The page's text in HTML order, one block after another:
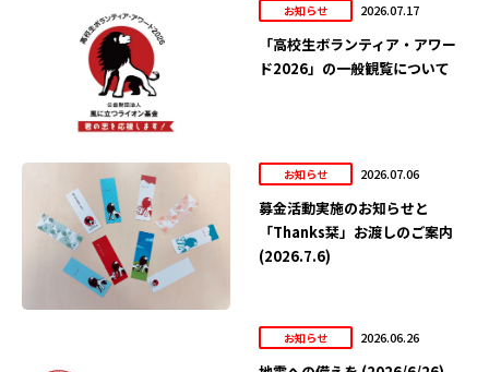
お知らせ 2026.07.17
「高校生ボランティア・アワー
ド2026」の一般観覧について
お知らせ 2026.07.06
募金活動実施のお知らせと
「Thanks栞」お渡しのご案内
(2026.7.6)
お知らせ 2026.06.26